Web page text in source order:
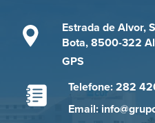
Estrada de Alvor,
Bota, 8500-322
GPS
Telefone: 282
Email: